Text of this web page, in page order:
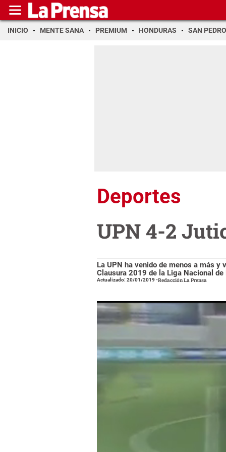
INICIO MENTE SANA PREMIUM HONDURAS SAN PEDRO
Deportes
UPN 4-2
La UPN ha venido de menos a más y
Clausura 2019 de la Liga Nacional de
Actualizado: 20/01/2019-Redacción La Prensa